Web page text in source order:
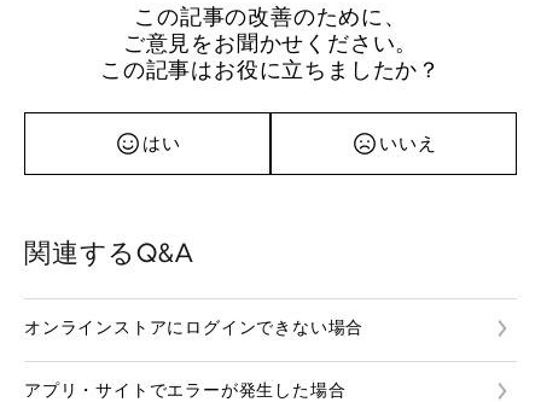
この記事の改善のために、
ご意見をお聞かせください。
この記事はお役に立ちましたか？
はい いいえ
関連するQ&A
オンラインストアにログインできない場合
アプリ・サイトでエラーが発生した場合